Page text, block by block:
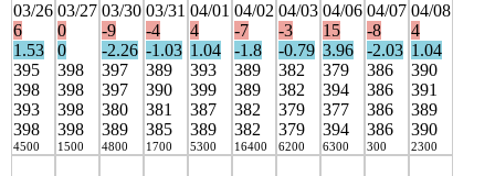
03/26
6
1.53
395
398
393
398
4500
03/27
0
0
398
398
398
398
1500
03/30
-9
-2.26
397
397
380
389
4800
03/31
-4
-1.03
389
390
381
385
1700
04/01
4
1.04
393
399
387
389
5300
04/02
-7
-1.8
389
389
382
382
16400
04/03
-3
-0.79
382
382
379
379
6200
04/06
15
3.96
379
394
377
394
6300
04/07
-8
-2.03
386
386
386
386
300
04/08
4
1.04
390
391
389
390
2300